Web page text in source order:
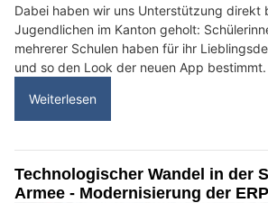
Dabei haben wir uns Unterstützung direkt
Jugendlichen im Kanton geholt:
mehrerer Schulen haben für ihr
und so den Look der neuen App bestimmt.
Weiterlesen
Technologischer Wandel in der
Armee - Modernisierung der